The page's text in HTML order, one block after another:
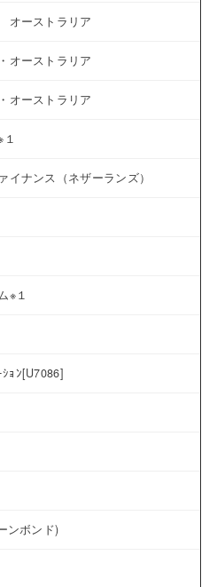
ーストラリア
オーストラリア
オーストラリア
イナンス（ネザーランズ）
※１
ｮﾝ[U7086]
ンボンド)